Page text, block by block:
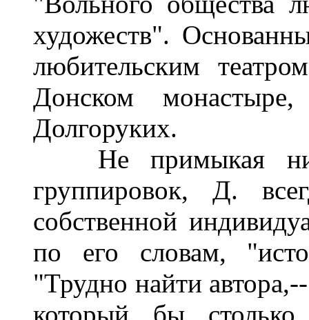
художеств".
любительским
Донском
Долгоруких.
Не примыкая ни
группировок, Д.
собственной
по его словам,
"Трудно найти